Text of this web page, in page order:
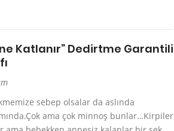
Katlanır” Dedirtme Garantili
sebep olsalar da aslında
ama çok minnoş bunlar…Kirpiler